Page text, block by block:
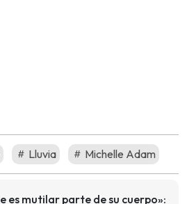
Lluvia Michelle Adam
es mutilar parte de su cuerpo»: